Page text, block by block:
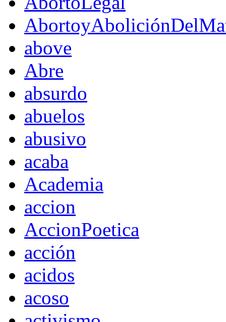
above
Abre
absurdo
abuelos
abusivo
acaba
Academia
accion
AccionPoetica
acción
acidos
acoso